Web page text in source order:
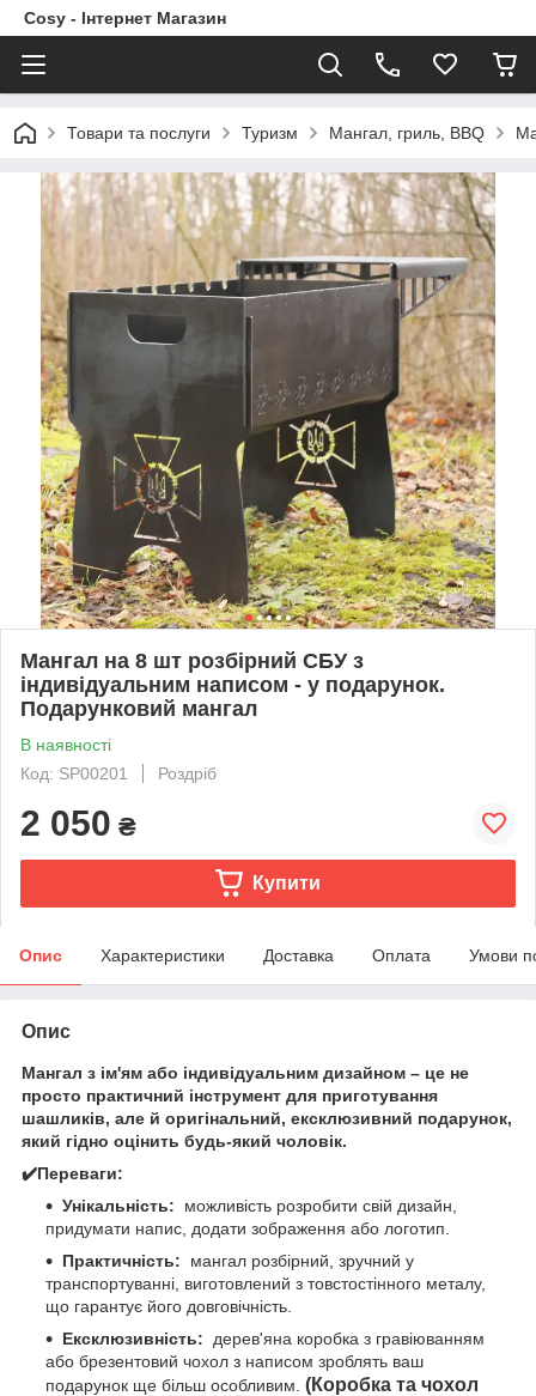
Cosy - Інтернет Магазин
Товари та послуги Туризм Мангал, гриль, BBQ
Мангал на 8 шт розбірний СБУ з
індивідуальним написом - у подарунок.
Подарунковий мангал
В наявності
Код: SP00201
Роздріб
2 050 ₴
Купити
Опис Характеристики Доставка Оплата Умови
Опис
Мангал з ім'ям або індивідуальним дизайном – це не
просто практичний інструмент для приготування
шашликів, але й оригінальний, ексклюзивний подарунок,
який гідно оцінить будь-який чоловік.
✔️Переваги:
Унікальність: можливість розробити свій дизайн,
придумати напис, додати зображення або логотип.
Практичність: мангал розбірний, зручний у
транспортуванні, виготовлений з товстостінного металу,
що гарантує його довговічність.
Ексклюзивність: дерев'яна коробка з гравіюванням
або брезентовий чохол з написом зроблять ваш
подарунок ще більш особливим. (Коробка та чохол